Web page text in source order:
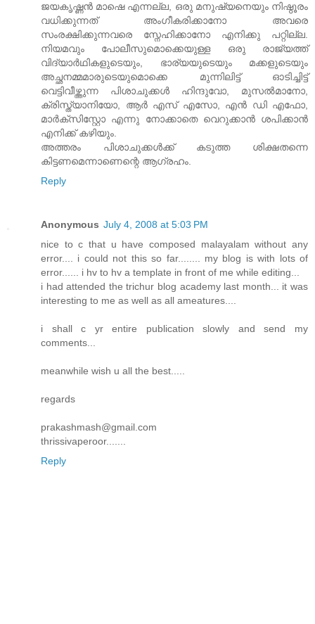
ജയകൃഷ്ണന്‍ മാഷെ എന്നല്ല, ഒരു മനുഷ്യനെയും നിഷ്ഠൂരം
വധിക്കുന്നത് അംഗീകരിക്കാനോ അവരെ
സംരക്ഷിക്കുന്നവരെ സ്നേഹിക്കാനോ എനിക്കു പറ്റില്ല.
നിയമവും പോലീസുമൊക്കെയുള്ള ഒരു രാജ്യത്ത്
വിദ്യാര്‍ഥികളുടെയും, ഭാര്യയുടെയും മക്കളുടെയും
അച്ഛനമ്മമാരുടെയുമൊക്കെ മുന്നിലിട്ട് ഓടിച്ചിട്ട്
വെട്ടിവീഴ്ത്തുന്ന പിശാചുക്കള്‍ ഹിന്ദുവോ, മുസല്‍മാനോ,
ക്രിസ്ത്യാനിയോ, ആര്‍ എസ് എസോ, എന്‍ ഡി എഫോ,
മാര്‍ക്സിസ്റ്റോ എന്നു നോക്കാതെ വെറുക്കാന്‍ ശപിക്കാന്‍
എനിക്ക് കഴിയും.
അത്തരം പിശാചുക്കള്‍ക്ക് കടുത്ത ശിക്ഷതന്നെ
കിട്ടണമെന്നാണെന്റെ ആഗ്രഹം.
Reply
Anonymous July 4, 2008 at 5:03 PM
nice to c that u have composed malayalam without any
error.... i could not this so far........ my blog is with lots of
error...... i hv to hv a template in front of me while editing...
i had attended the trichur blog academy last month... it was
interesting to me as well as all ameatures....
i shall c yr entire publication slowly and send my
comments...
meanwhile wish u all the best.....
regards
prakashmash@gmail.com
thrissivaperoor.......
Reply